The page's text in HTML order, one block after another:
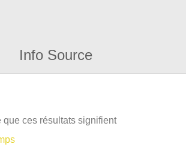
Info Source
ces résultats signifient